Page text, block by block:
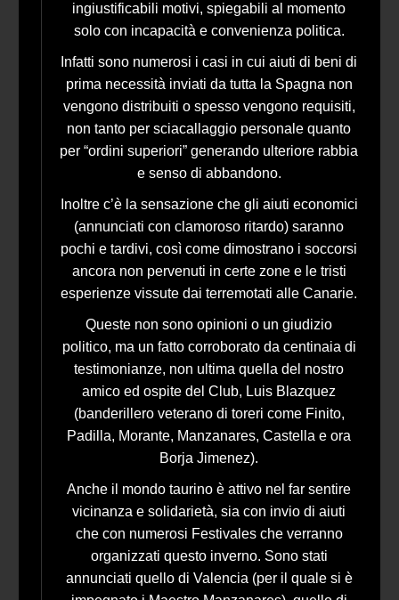
ingiustificabili motivi, spiegabili al momento
solo con incapacità e convenienza politica.
Infatti sono numerosi i casi in cui aiuti di beni di
prima necessità inviati da tutta la Spagna non
vengono distribuiti o spesso vengono requisiti,
non tanto per sciacallaggio personale quanto
per “ordini superiori” generando ulteriore rabbia
e senso di abbandono.
Inoltre c’è la sensazione che gli aiuti economici
(annunciati con clamoroso ritardo) saranno
pochi e tardivi, così come dimostrano i soccorsi
ancora non pervenuti in certe zone e le tristi
esperienze vissute dai terremotati alle Canarie.
Queste non sono opinioni o un giudizio
politico, ma un fatto corroborato da centinaia di
testimonianze, non ultima quella del nostro
amico ed ospite del Club, Luis Blazquez
(banderillero veterano di toreri come Finito,
Padilla, Morante, Manzanares, Castella e ora
Borja Jimenez).
Anche il mondo taurino è attivo nel far sentire
vicinanza e solidarietà, sia con invio di aiuti
che con numerosi Festivales che verranno
organizzati questo inverno. Sono stati
annunciati quello di Valencia (per il quale si è